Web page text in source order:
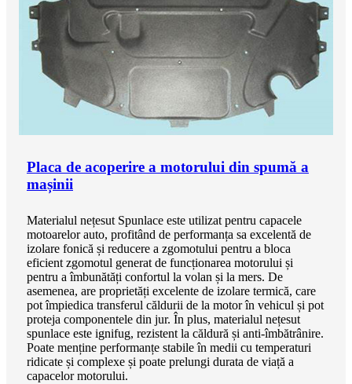
Placa de acoperire a motorului din spumă a
mașinii
Materialul nețesut Spunlace este utilizat pentru capacele
motoarelor auto, profitând de performanța sa excelentă de
izolare fonică și reducere a zgomotului pentru a bloca
eficient zgomotul generat de funcționarea motorului și
pentru a îmbunătăți confortul la volan și la mers. De
asemenea, are proprietăți excelente de izolare termică, care
pot împiedica transferul căldurii de la motor în vehicul și pot
proteja componentele din jur. În plus, materialul nețesut
spunlace este ignifug, rezistent la căldură și anti-îmbătrânire.
Poate menține performanțe stabile în medii cu temperaturi
ridicate și complexe și poate prelungi durata de viață a
capacelor motorului.